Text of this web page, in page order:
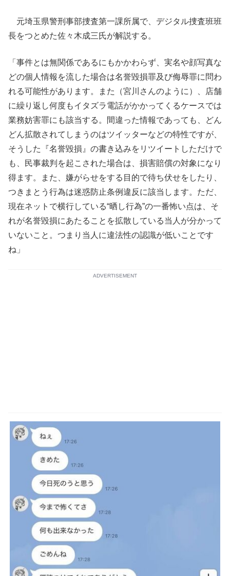
元埼玉県警刑事部捜査第一課所属で、デジタル捜査班班
長をつとめた佐々木成三氏が解説する。
「事件とは無関係であるにもかかわらず、実名や顔写真な
どの個人情報を流した場合は名誉毀損罪及び侮辱罪に問わ
れる可能性があります。また（宮川さんのように）、店舗
に繰り返し何度もイタズラ電話がかかってくるケースでは
業務妨害罪にも該当する。間違った情報であっても、どん
どん拡散されてしまうのはツイッターなどの特性ですが、
そうした『名誉毀損』の書き込みをリツイートしただけで
も、民事裁判を起こされた場合は、損害賠償の対象になり
得ます。また、嫌がらせをする目的で待ち伏せをしたり、
つきまとう行為は迷惑防止条例違反に該当します。ただ、
現在ネットで横行している“晒し行為”の一番怖い点は、そ
れが名誉毀損にあたることを拡散している当人が分かって
いないこと。つまり当人に違法性の認識が低いことです
ね」
ADVERTISEMENT